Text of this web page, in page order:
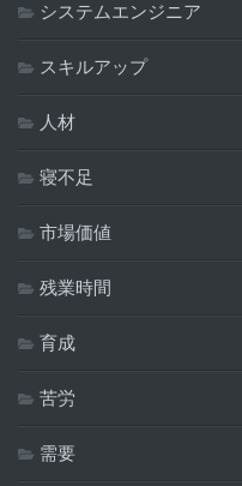
システムエンジニア
スキルアップ
人材
寝不足
市場価値
残業時間
育成
苦労
需要